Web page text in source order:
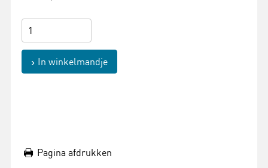
In winkelmandje
Pagina afdrukken